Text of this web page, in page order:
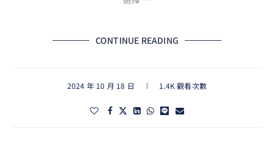
CONTINUE READING
2024 年 10 月 18 日 1.4K 觀看次數